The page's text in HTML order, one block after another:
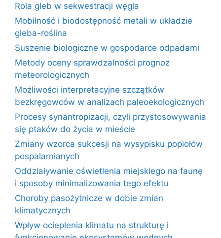
Rola gleb w sekwestracji węgla
Mobilność i biodostępność metali w układzie
gleba-roślina
Suszenie biologiczne w gospodarce odpadami
Metody oceny sprawdzalności prognoz
meteorologicznych
Możliwości interpretacyjne szczątków
bezkręgowców w analizach paleoekologicznych
Procesy synantropizacji, czyli przystosowywania
się ptaków do życia w mieście
Zmiany wzorca sukcesji na wysypisku popiołów
pospalarnianych
Oddziaływanie oświetlenia miejskiego na faunę
i sposoby minimalizowania tego efektu
Choroby pasożytnicze w dobie zmian
klimatycznych
Wpływ ocieplenia klimatu na strukturę i